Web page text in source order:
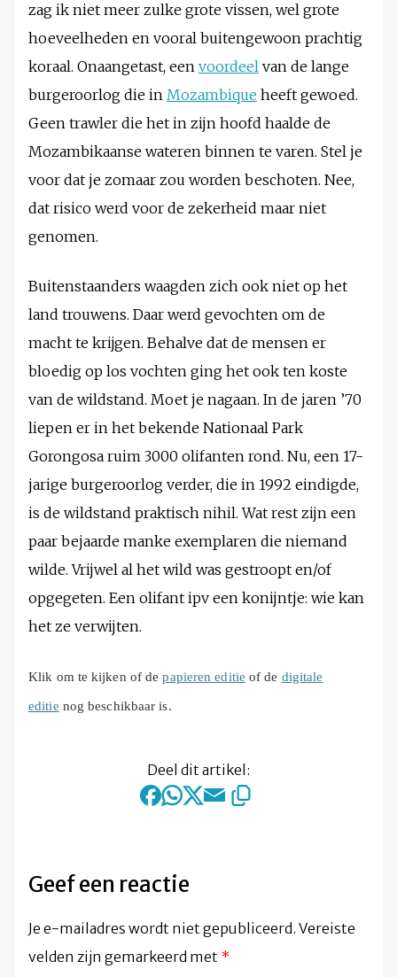
zag ik niet meer zulke grote vissen, wel grote
hoeveelheden en vooral buitengewoon prachtig
koraal. Onaangetast, een voordeel van de lange
burgeroorlog die in Mozambique heeft gewoed.
Geen trawler die het in zijn hoofd haalde de
Mozambikaanse wateren binnen te varen. Stel je
voor dat je zomaar zou worden beschoten. Nee,
dat risico werd voor de zekerheid maar niet
genomen.
Buitenstaanders waagden zich ook niet op het
land trouwens. Daar werd gevochten om de
macht te krijgen. Behalve dat de mensen er
bloedig op los vochten ging het ook ten koste
van de wildstand. Moet je nagaan. In de jaren ’70
liepen er in het bekende Nationaal Park
Gorongosa ruim 3000 olifanten rond. Nu, een 17-
jarige burgeroorlog verder, die in 1992 eindigde,
is de wildstand praktisch nihil. Wat rest zijn een
paar bejaarde manke exemplaren die niemand
wilde. Vrijwel al het wild was gestroopt en/of
opgegeten. Een olifant ipv een konijntje: wie kan
het ze verwijten.
Klik om te kijken of depapieren editie of de digitale
editie nog beschikbaar is.
Deel dit artikel:
Geef een reactie
Je e-mailadres wordt niet gepubliceerd. Vereiste
velden zijn gemarkeerd met *